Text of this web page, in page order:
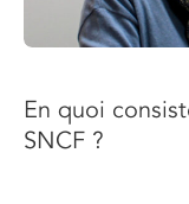
En quoi
SNCF ?